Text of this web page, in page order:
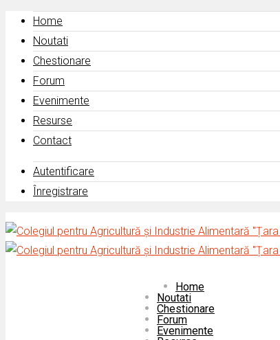
Home
Noutati
Chestionare
Forum
Evenimente
Resurse
Contact
Autentificare
Înregistrare
Home
Noutati
Chestionare
Forum
Evenimente